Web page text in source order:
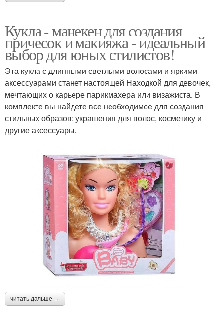
Кукла - манекен для создания
причесок и макияжа - идеальный
выбор для юных стилистов!
Эта кукла с длинными светлыми волосами и яркими
аксессуарами станет настоящей Находкой для девочек,
мечтающих о карьере парикмахера или визажиста. В
комплекте вы найдете все необходимое для создания
стильных образов: украшения для волос, косметику и
другие аксессуары.
читать дальше →